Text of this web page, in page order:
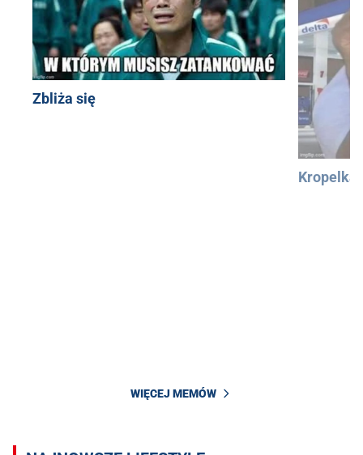
Zbliża się
Kropelka
WIĘCEJ MEMÓW